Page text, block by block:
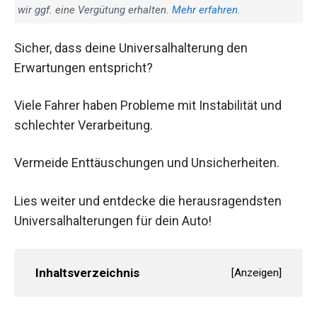
wir ggf. eine Vergütung erhalten. Mehr erfahren.
Sicher, dass deine Universalhalterung den
Erwartungen entspricht?
Viele Fahrer haben Probleme mit Instabilität und
schlechter Verarbeitung.
Vermeide Enttäuschungen und Unsicherheiten.
Lies weiter und entdecke die herausragendsten
Universalhalterungen für dein Auto!
Inhaltsverzeichnis [Anzeigen]